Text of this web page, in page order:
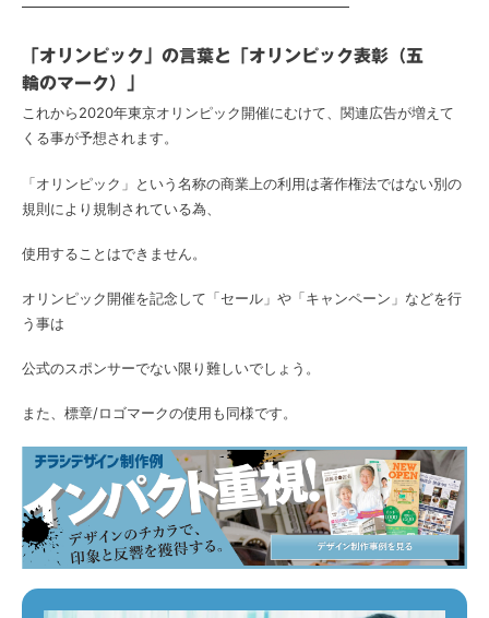
「オリンピック」の言葉と「オリンピック表彰（五
輪のマーク）」
これから2020年東京オリンピック開催にむけて、関連広告が増えて
くる事が予想されます。
「オリンピック」という名称の商業上の利用は著作権法ではない別の
規則により規制されている為、
使用することはできません。
オリンピック開催を記念して「セール」や「キャンペーン」などを行
う事は
公式のスポンサーでない限り難しいでしょう。
また、標章/ロゴマークの使用も同様です。